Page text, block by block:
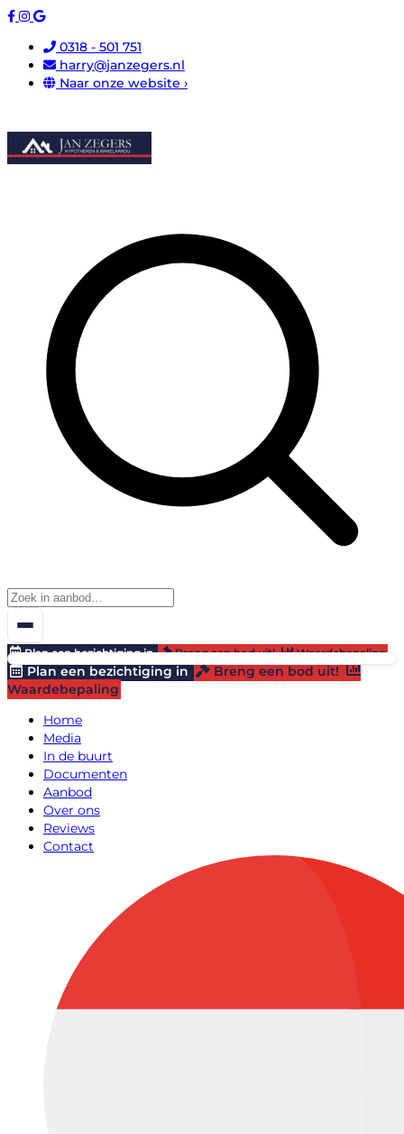
0318 - 501 751
harry@janzegers.nl
Naar onze website ›
Plan een bezichtiging in Breng een bod uit! Waardebepaling
Plan een bezichtiging in
Breng een bod uit!
Waardebepaling
Home
Media
In de buurt
Documenten
Aanbod
Over ons
Reviews
Contact